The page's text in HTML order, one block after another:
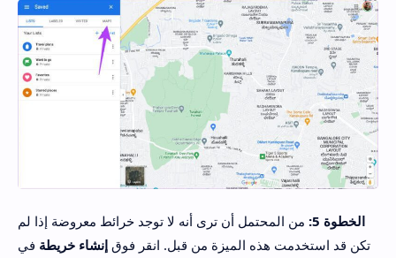
الخطوة 5:
من المحتمل أن ترى أنه لا توجد خرائط معروضة إذا لم
تكن قد استخدمت هذه الميزة من قبل. انقر فوق إنشاء خريطة في